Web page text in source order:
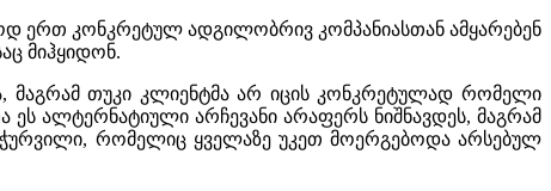
ერთ კონკრეტულ ადგილობრივ კომპანიასთან ამყარებენ
მიჰყიდონ.
მაგრამ თუკი კლიენტმა არ იცის კონკრეტულად რომელი
ალტერნატიული არჩევანი არაფერს ნიშნავდეს, მაგრამ
რომელიც ყველაზე უკეთ მოერგებოდა არსებულ